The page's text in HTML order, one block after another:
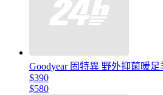
Goodyear 固特異 野外抑菌暖
$390
$580